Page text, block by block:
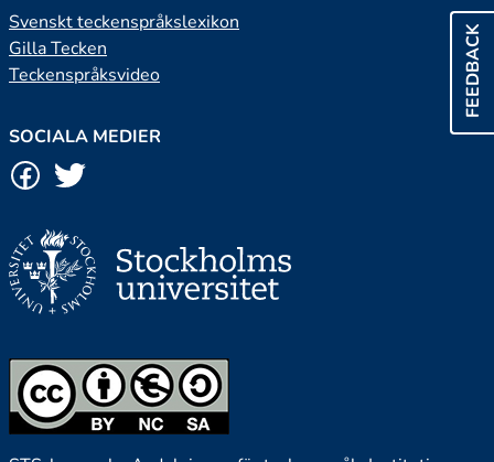
FEEDBACK
Svenskt teckenspråkslexikon
Gilla Tecken
Teckenspråksvideo
SOCIALA MEDIER